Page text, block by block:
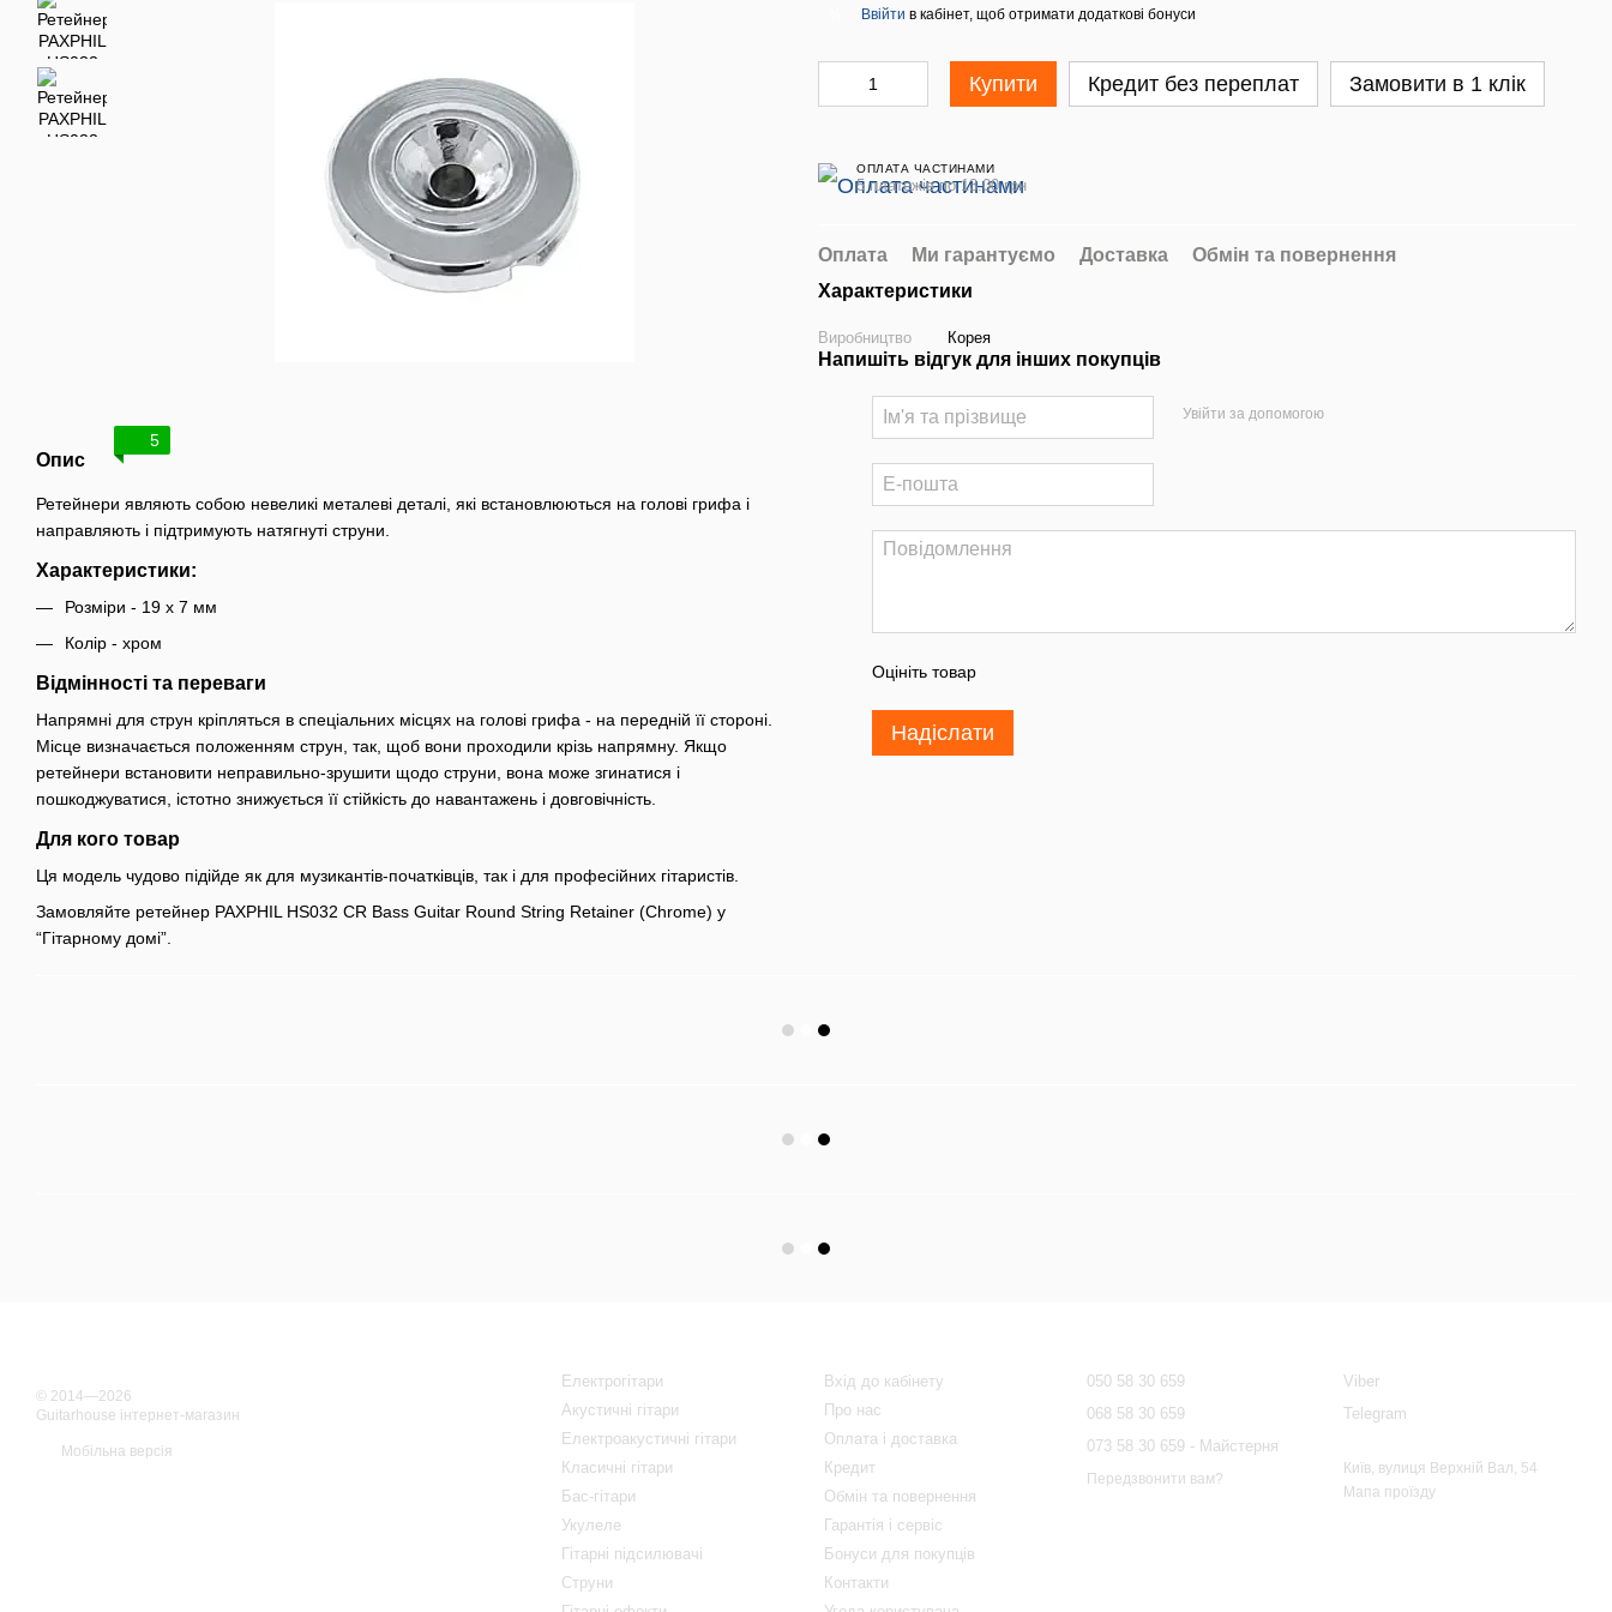
5
Опис
Ретейнери являють собою невеликі металеві деталі, які встановлюються на голові грифа і
направляють і підтримують натягнуті струни.
Характеристики:
Розміри - 19 х 7 мм
Колір - хром
Відмінності та переваги
Напрямні для струн кріпляться в спеціальних місцях на голові грифа - на передній її стороні.
Місце визначається положенням струн, так, щоб вони проходили крізь напрямну. Якщо
ретейнери встановити неправильно-зрушити щодо струни, вона може згинатися і
пошкоджуватися, істотно знижується її стійкість до навантажень і довговічність.
Для кого товар
Ця модель чудово підійде як для музикантів-початківців, так і для професійних гітаристів.
Замовляйте ретейнер PAXPHIL HS032 CR Bass Guitar Round String Retainer (Chrome) у
“Гітарному домі”.
Ввійти в кабінет, щоб отримати додаткові бонуси
Купити Кредит без переплат Замовити в 1 клік
ОПЛАТА ЧАСТИНАМИ
5 платежів по 13.00 грн
Оплата Ми гарантуємо Доставка
Обмін та повернення
Характеристики
Виробництво Корея
Напишіть відгук для інших покупців
Увійти за допомогою
Оцініть товар
Надіслати
© 2014—2026
Guitarhouse інтернет-магазин
Мобільна версія
Електрогітари
Акустичні гітари
Електроакустичні гітари
Класичні гітари
Бас-гітари
Укулеле
Гітарні підсилювачі
Струни
Вхід до кабінету
Про нас
Оплата і доставка
Кредит
Обмін та повернення
Гарантія і сервіс
Бонуси для покупців
Контакти
050 58 30 659
068 58 30 659
073 58 30 659 - Майстерня
Передзвонити вам?
Viber
Telegram
Київ, вулиця Верхній Вал, 54
Мапа проїзду